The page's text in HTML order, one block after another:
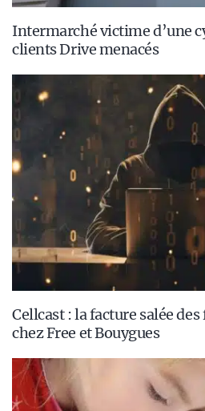
Intermarché victime d’une
clients Drive menacés
Cellcast : la facture salée
chez Free et Bouygues